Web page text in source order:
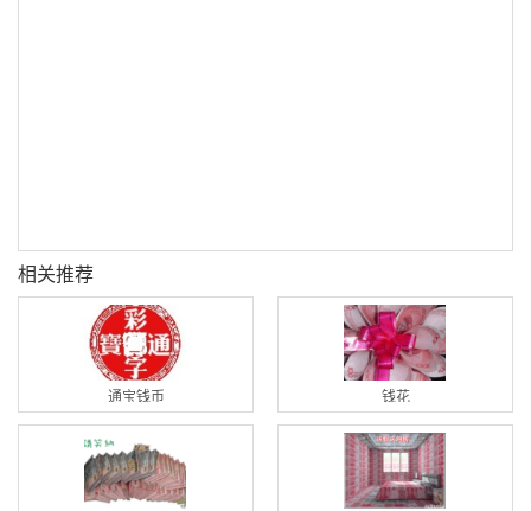
相关推荐
通宝钱币 钱花